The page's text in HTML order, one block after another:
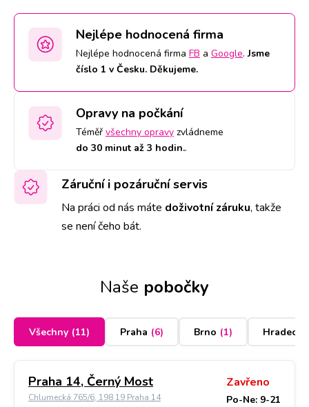
Nejlépe hodnocená firma
Nejlépe hodnocená firma FB a Google.Jsme
číslo 1 v Česku. Děkujeme.
Opravy na počkání
Téměř všechny opravy zvládneme
do 30 minut až 3 hodin..
Záruční i pozáruční servis
Na práci od nás máte doživotní záruku, takže
se není čeho bát.
Naše pobočky
Všechny (11) Praha (6) Brno (1) Hradec
Praha 14, Černý Most
Chlumecká 765/6, 198 19 Praha 14
Zavřeno
Po-Ne: 9-21